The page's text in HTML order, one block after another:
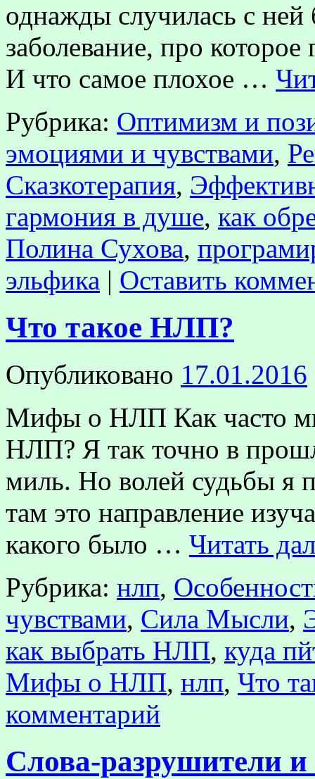
однажды случилась с ней
заболевание, про
И что самое плохое …
Рубрика: Оптимизм и
эмоциями и чувствами,
Сказкотерапия,
гармония в душе, как
Полина Сухова,
эльфика | Оставить
Что такое НЛП?
Опубликовано 17.01.2016
Мифы о НЛП Как часто мы
НЛП? Я так точно в
миль. Но волей судьбы я
там это направление
какого было … Читать
Рубрика: нлп,
чувствами, Сила Мысли,
как выбрать НЛП, куда
Мифы о НЛП, нлп, Что
комментарий
Слова-разрушители